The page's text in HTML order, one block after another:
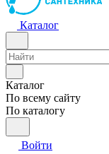
Каталог
Каталог
По всему сайту
По каталогу
Войти